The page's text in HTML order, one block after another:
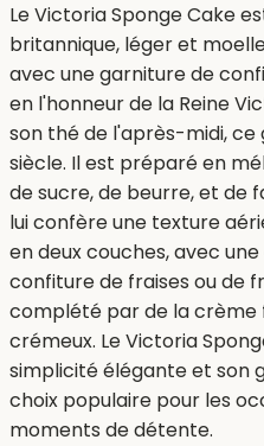
Le Victoria Sponge Cake
britannique, léger et
avec une garniture de
en l'honneur de la Reine
son thé de l'après-midi, ce
siècle. Il est préparé en
de sucre, de beurre, et de
lui confère une texture
en deux couches, avec
confiture de fraises ou de
complété par de la crème
crémeux. Le Victoria
simplicité élégante et son
choix populaire pour les
moments de détente.